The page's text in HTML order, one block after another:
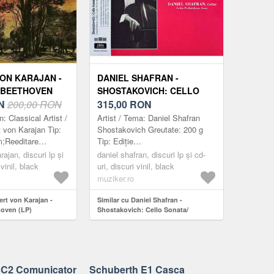
KARAJAN -
200,00 RON
Classical Artist /
von Karajan Tip:
g Ţara de
Europeană
discuri lp și
black
von Karajan -
(LP)
DANIEL SHAFRAN -
SHOSTAKOVICH: CELLO
SONATA/ SCHUBERT:
ARPEGGIONE SONATA
(200G)
315,00 RON
Artist / Tema: Daniel Shafran
Shostakovich Greutate: 200 g
Tip: Ediție
limitată;Remastered;Calitate
audiofilă;Album;Stereo;LP
disc;Reeditare;Ediție...
daniel shafran, discuri lp și cd-
uri, discuri vinil, black
muziker.ro
Similar cu Daniel Shafran -
Shostakovich: Cello Sonata/
Schubert: Arpeggione Sonata (200g)
Comunicator Schuberth E1 Casca